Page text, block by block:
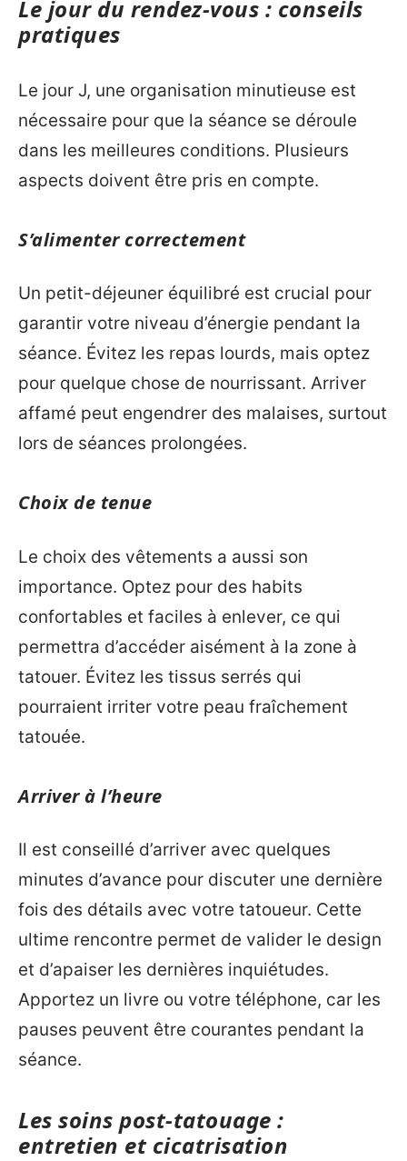
Le jour du rendez-vous : conseils
pratiques
Le jour J, une organisation minutieuse est
nécessaire pour que la séance se déroule
dans les meilleures conditions. Plusieurs
aspects doivent être pris en compte.
S’alimenter correctement
Un petit-déjeuner équilibré est crucial pour
garantir votre niveau d’énergie pendant la
séance. Évitez les repas lourds, mais optez
pour quelque chose de nourrissant. Arriver
affamé peut engendrer des malaises, surtout
lors de séances prolongées.
Choix de tenue
Le choix des vêtements a aussi son
importance. Optez pour des habits
confortables et faciles à enlever, ce qui
permettra d’accéder aisément à la zone à
tatouer. Évitez les tissus serrés qui
pourraient irriter votre peau fraîchement
tatouée.
Arriver à l’heure
Il est conseillé d’arriver avec quelques
minutes d’avance pour discuter une dernière
fois des détails avec votre tatoueur. Cette
ultime rencontre permet de valider le design
et d’apaiser les dernières inquiétudes.
Apportez un livre ou votre téléphone, car les
pauses peuvent être courantes pendant la
séance.
Les soins post-tatouage :
entretien et cicatrisation